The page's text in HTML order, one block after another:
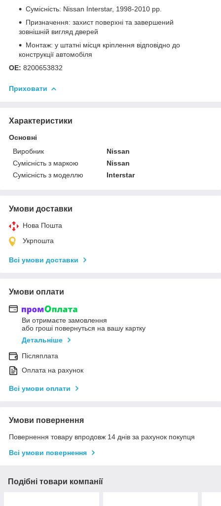
Сумісність: Nissan Interstar, 1998-2010 рр.
Призначення: захист поверхні та завершений
зовнішній вигляд дверей
Монтаж: у штатні місця кріплення відповідно до
конструкції автомобіля
OE: 8200653832
Приховати
Характеристики
Основні
Виробник
Nissan
Сумісність з маркою
Nissan
Сумісність з моделлю
Interstar
Умови доставки
Нова Пошта
Укрпошта
Всі умови доставки
Умови оплати
Ви отримаєте замовлення
або гроші повернуться на вашу картку
Детальніше
Післяплата
Оплата на рахунок
Всі умови оплати
Умови повернення
Повернення товару впродовж 14 днів за рахунок покупця
Всі умови повернення
Подібні товари компанії